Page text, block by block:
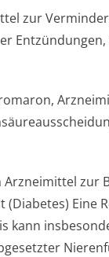
zur
Entzündungen,
zur
(Diabetes) Eine
kann